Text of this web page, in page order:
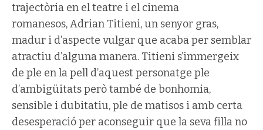
trajectòria en el teatre i el cinema
romanesos, Adrian Titieni, un senyor gras,
madur i d’aspecte vulgar que acaba per semblar
atractiu d’alguna manera. Titieni s’immergeix
de ple en la pell d’aquest personatge ple
d’ambigüitats però també de bonhomia,
sensible i dubitatiu, ple de matisos i amb certa
desesperació per aconseguir que la seva filla no